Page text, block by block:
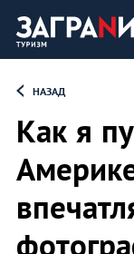
НАЗАД
Как я